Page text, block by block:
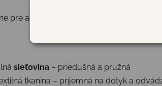
pre aktívne deti, ktoré potrebujú
sieťovina – priedušná a pružná
tkanina – príjemná na dotyk a